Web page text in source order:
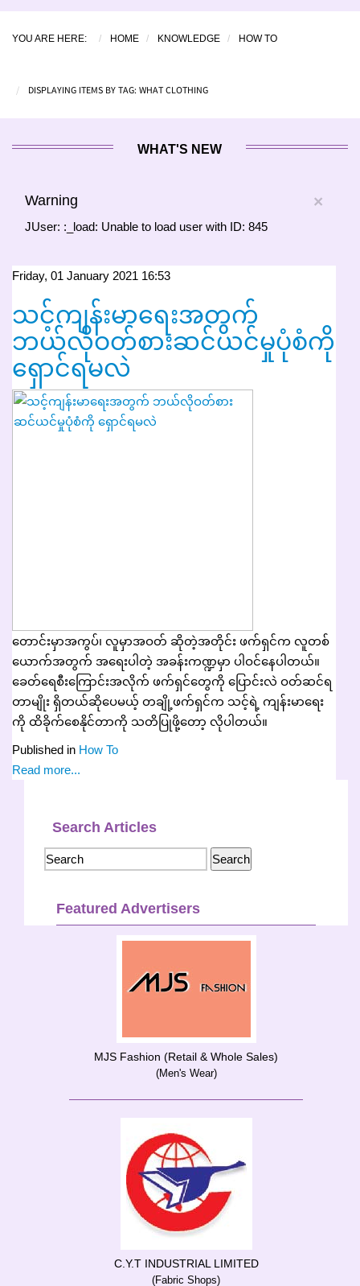
YOU ARE HERE: HOME KNOWLEDGE HOW TO
DISPLAYING ITEMS BY TAG: WHAT CLOTHING
WHAT'S NEW
×
Warning
JUser: :_load: Unable to load user with ID: 845
Friday, 01 January 2021 16:53
သင့်ကျန်းမာရေးအတွက်
ဘယ်လိုဝတ်စားဆင်ယင်မှုပုံစံကို
ရှောင်ရမလဲ
တောင်းမှာအကွပ်၊ လူမှာအဝတ် ဆိုတဲ့အတိုင်း ဖက်ရှင်က လူတစ်
ယောက်အတွက် အရေးပါတဲ့ အခန်းကဏ္ဍမှာ ပါဝင်နေပါတယ်။
ခေတ်ရေစီးကြောင်းအလိုက် ဖက်ရှင်တွေကို ပြောင်းလဲ ဝတ်ဆင်ရ
တာမျိုး ရှိတယ်ဆိုပေမယ့် တချို့ဖက်ရှင်က သင့်ရဲ့ ကျန်းမာရေး
ကို ထိခိုက်စေနိုင်တာကို သတိပြုဖို့တော့ လိုပါတယ်။
Published in How To
Read more...
Search Articles
Featured Advertisers
MJS Fashion (Retail & Whole Sales)
(Men's Wear)
C.Y.T INDUSTRIAL LIMITED
(Fabric Shops)